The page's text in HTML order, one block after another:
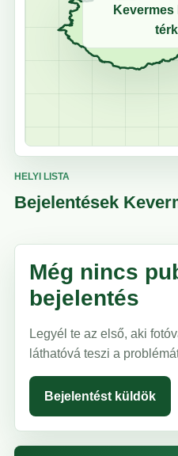
HELYI LISTA
Bejelentések
Még nincs
bejelentés
Legyél te az első, aki
láthatóvá teszi a
Bejelentést küldök